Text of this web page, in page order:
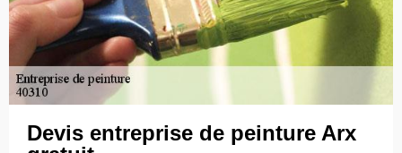
Devis entreprise de peinture Arx